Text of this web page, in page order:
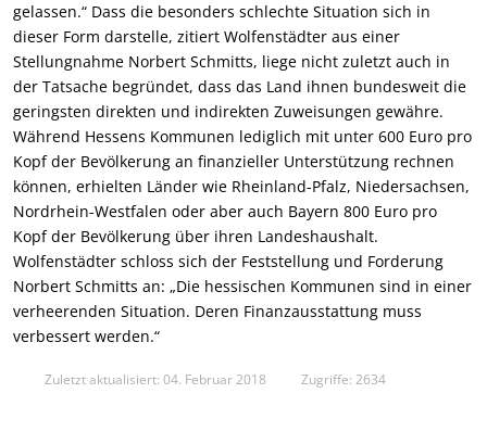
gelassen.“ Dass die besonders schlechte Situation sich in
dieser Form darstelle, zitiert Wolfenstädter aus einer
Stellungnahme Norbert Schmitts, liege nicht zuletzt auch in
der Tatsache begründet, dass das Land ihnen bundesweit die
geringsten direkten und indirekten Zuweisungen gewähre.
Während Hessens Kommunen lediglich mit unter 600 Euro pro
Kopf der Bevölkerung an finanzieller Unterstützung rechnen
können, erhielten Länder wie Rheinland-Pfalz, Niedersachsen,
Nordrhein-Westfalen oder aber auch Bayern 800 Euro pro
Kopf der Bevölkerung über ihren Landeshaushalt.
Wolfenstädter schloss sich der Feststellung und Forderung
Norbert Schmitts an: „Die hessischen Kommunen sind in einer
verheerenden Situation. Deren Finanzausstattung muss
verbessert werden.“
Zuletzt aktualisiert: 04. Februar 2018 Zugriffe: 2634